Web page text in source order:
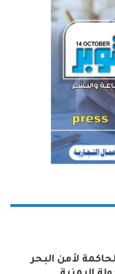
لأمن البحر